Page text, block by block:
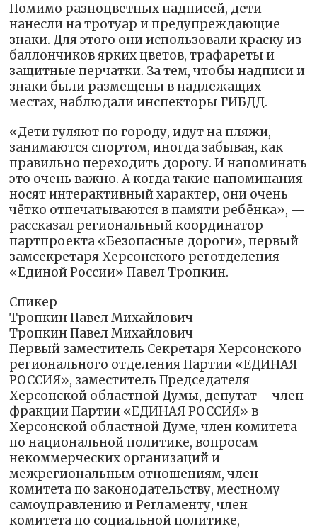
Помимо разноцветных надписей, дети
нанесли на тротуар и предупреждающие
знаки. Для этого они использовали краску из
баллончиков ярких цветов, трафареты и
защитные перчатки. За тем, чтобы надписи и
знаки были размещены в надлежащих
местах, наблюдали инспекторы ГИБДД.
«Дети гуляют по городу, идут на пляжи,
занимаются спортом, иногда забывая, как
правильно переходить дорогу. И напоминать
это очень важно. А когда такие напоминания
носят интерактивный характер, они очень
чётко отпечатываются в памяти ребёнка», —
рассказал региональный координатор
партпроекта «Безопасные дороги», первый
замсекретаря Херсонского реготделения
«Единой России» Павел Тропкин.
Спикер
Тропкин Павел Михайлович
Тропкин Павел Михайлович
Первый заместитель Секретаря Херсонского
регионального отделения Партии «ЕДИНАЯ
РОССИЯ», заместитель Председателя
Херсонской областной Думы, депутат – член
фракции Партии «ЕДИНАЯ РОССИЯ» в
Херсонской областной Думе, член комитета
по национальной политике, вопросам
некоммерческих организаций и
межрегиональным отношениям, член
комитета по законодательству, местному
самоуправлению и Регламенту, член
комитета по социальной политике,